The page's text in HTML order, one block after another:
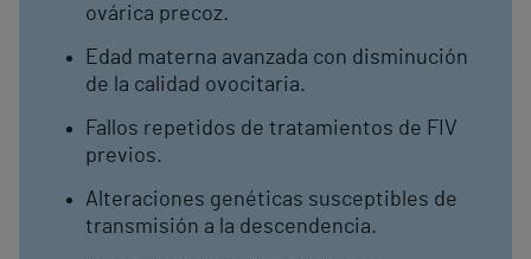
ovárica precoz.
Edad materna avanzada con disminución
de la calidad ovocitaria.
Fallos repetidos de tratamientos de FIV
previos.
Alteraciones genéticas susceptibles de
transmisión a la descendencia.